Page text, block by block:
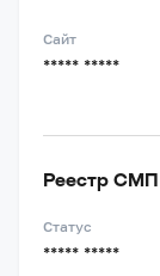
Сайт
***** *****
Реестр СМП
Статус
***** *****